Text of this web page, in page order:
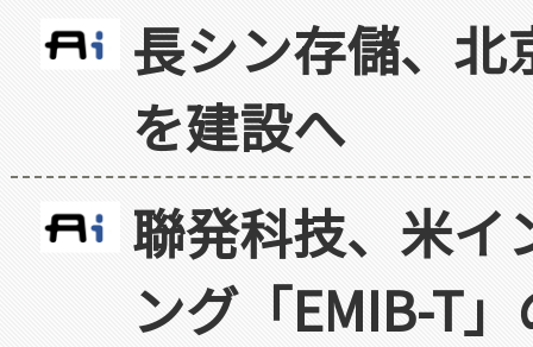
長シン存儲、北
を建設へ
聯発科技、米イ
ング「EMIB-T